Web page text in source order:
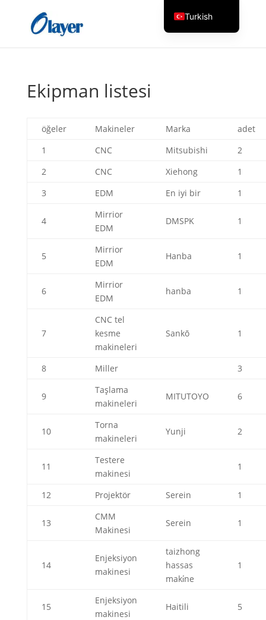
Ekipman listesi
öğeler Makineler Marka
adet
1
CNC Mitsubishi
2
2
CNC Xiehong
1
3
EDM En iyi bir 1
4
Mirrior
EDM
DMSPK 1
5
Mirrior
EDM
Hanba 1
6
Mirrior
EDM
hanba 1
7
CNC tel
kesme
makineleri
Sankō 1
8 Miller 3
9
Taşlama
makineleri
MITUTOYO 6
10
Torna
makineleri
Yunji 2
11
Testere
makinesi
1
12 Projektör Serein 1
13
CMM
Makinesi
Serein 1
14
Enjeksiyon
makinesi
taizhong
hassas
maki̇ne
1
15
Enjeksiyon
makinesi
Haitili 5
Turkish
English
Spanish
Italian
Finnish
French
Portuguese